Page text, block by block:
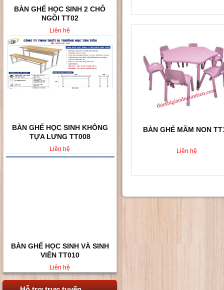
BÀN GHẾ HỌC SINH KHÔNG
TỰA LƯNG TT008
Liên hệ
BÀN GHẾ HỌC SINH VÀ SINH
VIÊN TT010
Liên hệ
BÀN GHẾ HỌC SINH 2 CHỖ
NGỒI TT02
Liên hệ
BÀN GHẾ MẦM NON
Liên hệ